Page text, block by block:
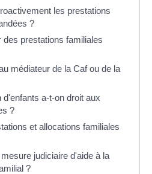
les prestations
?
des prestations familiales
médiateur de la Caf ou de la
a-t-on droit aux
?
et allocations familiales
judiciaire d'aide à la
?